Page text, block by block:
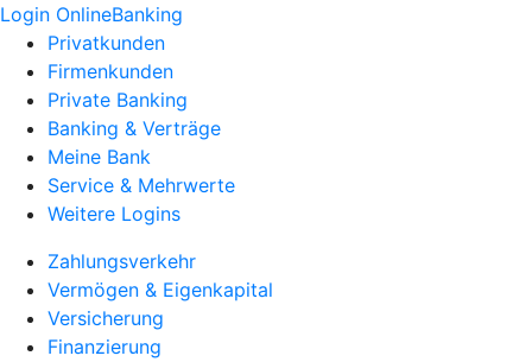
Login OnlineBanking
Privatkunden
Firmenkunden
Private Banking
Banking & Verträge
Meine Bank
Service & Mehrwerte
Weitere Logins
Zahlungsverkehr
Vermögen & Eigenkapital
Versicherung
Finanzierung